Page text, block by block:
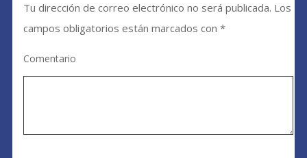
Tu dirección de correo electrónico no será publicada. Los
campos obligatorios están marcados con*
Comentario